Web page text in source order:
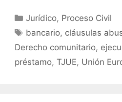
Categorías
Jurídico, Proceso Civil
Etiquetas
bancario, cláusulas
Derecho comunitario,
préstamo, TJUE, Unión